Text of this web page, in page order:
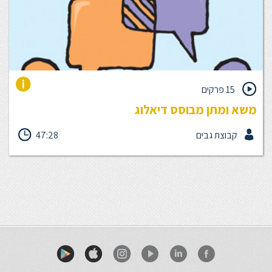
15 פרקים
משא ומתן מבוסס דיאלוג
בחיי היום יום שלנו בארגון אנו נדרשים לנהל דיאלוג ומשא ומתן כמעט
בכל סיטואציה - יחסי ספק-לקוח פנים וחוץ ארגוניים, שיחת שכר עם
הממונה, חלוקת אחריות וסמכויות בין עמיתים או מחלקות, הנעת
47:28 קבוצת גבים